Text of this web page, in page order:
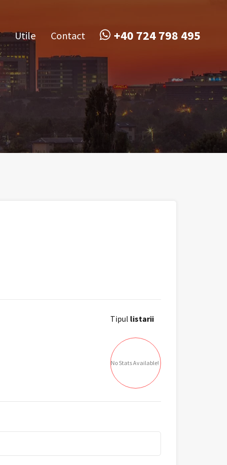
Utile Contact +40 724 798 495
Tipul listarii
No Stats Available!